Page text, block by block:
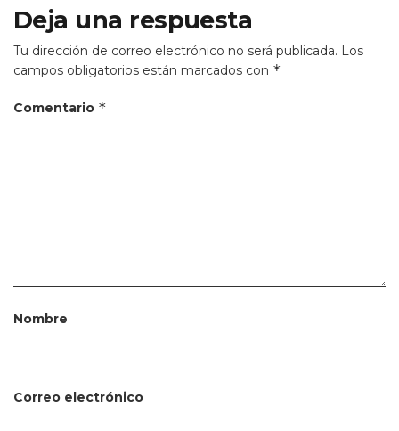
Deja una respuesta
Tu dirección de correo electrónico no será publicada. Los
campos obligatorios están marcados con *
Comentario *
Nombre
Correo electrónico